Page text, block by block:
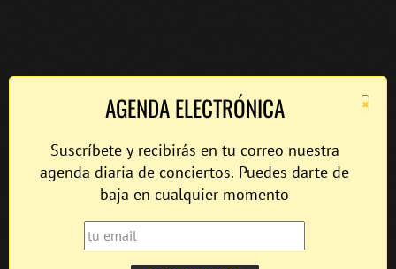
×
AGENDA ELECTRÓNICA
Suscríbete y recibirás en tu correo nuestra
agenda diaria de conciertos. Puedes darte de
baja en cualquier momento